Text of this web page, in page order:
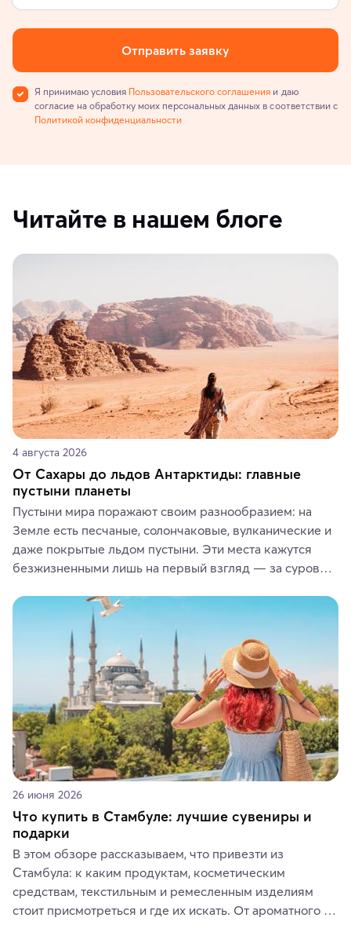
Отправить заявку
Я принимаю условия Пользовательского соглашения и даю
согласие на обработку моих персональных данных в соответствии с
Политикой конфиденциальности
Читайте в нашем блоге
4 августа 2026
От Сахары до льдов Антарктиды: главные
пустыни планеты
Пустыни мира поражают своим разнообразием: на
Земле есть песчаные, солончаковые, вулканические и
даже покрытые льдом пустыни. Эти места кажутся
безжизненными лишь на первый взгляд — за суровой
животные и маршруты, которые дарят одни из самых
ярких впечатлений от путешествий.
26 июня 2026
Что купить в Стамбуле: лучшие сувениры и
подарки
В этом обзоре рассказываем, что привезти из
Стамбула: к каким продуктам, косметическим
средствам, текстильным и ремесленным изделиям
стоит присмотреться и где их искать. От ароматного